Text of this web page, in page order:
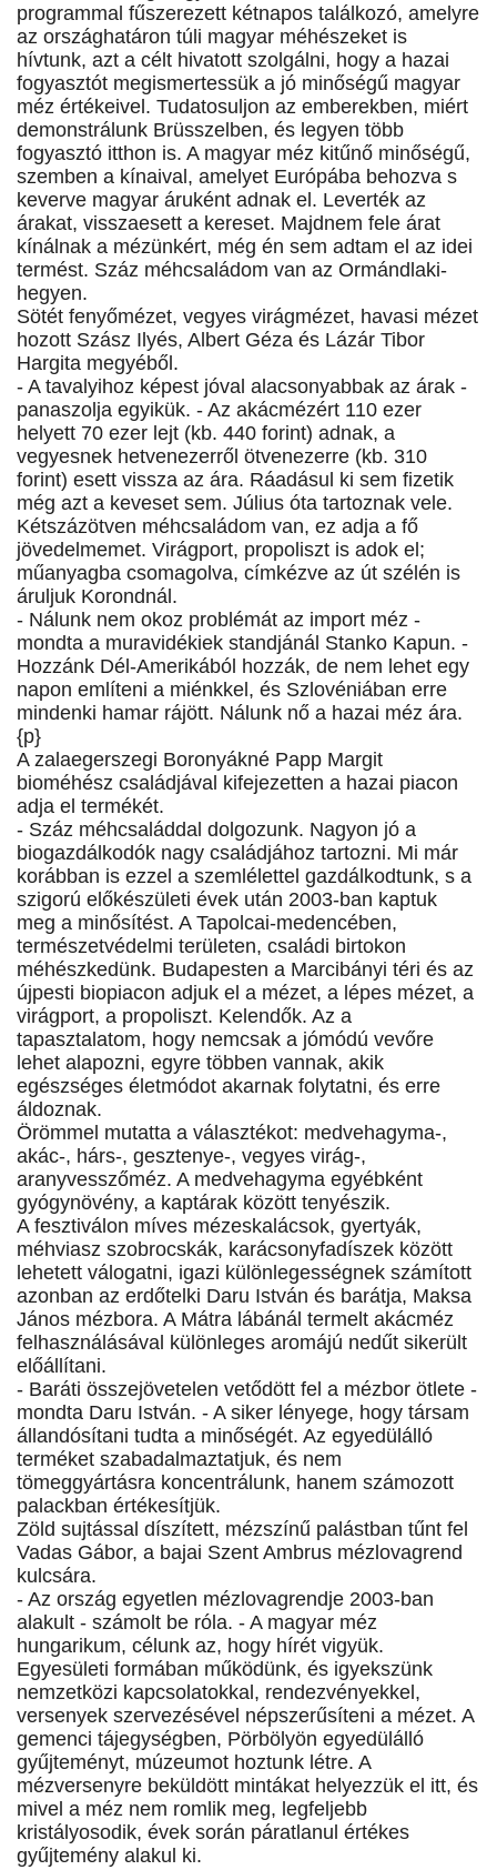
programmal fűszerezett kétnapos találkozó, amelyre
az országhatáron túli magyar méhészeket is
hívtunk, azt a célt hivatott szolgálni, hogy a hazai
fogyasztót megismertessük a jó minőségű magyar
méz értékeivel. Tudatosuljon az emberekben, miért
demonstrálunk Brüsszelben, és legyen több
fogyasztó itthon is. A magyar méz kitűnő minőségű,
szemben a kínaival, amelyet Európába behozva s
keverve magyar áruként adnak el. Leverték az
árakat, visszaesett a kereset. Majdnem fele árat
kínálnak a mézünkért, még én sem adtam el az idei
termést. Száz méhcsaládom van az Ormándlaki-
hegyen.
Sötét fenyőmézet, vegyes virágmézet, havasi mézet
hozott Szász Ilyés, Albert Géza és Lázár Tibor
Hargita megyéből.
- A tavalyihoz képest jóval alacsonyabbak az árak -
panaszolja egyikük. - Az akácmézért 110 ezer
helyett 70 ezer lejt (kb. 440 forint) adnak, a
vegyesnek hetvenezerről ötvenezerre (kb. 310
forint) esett vissza az ára. Ráadásul ki sem fizetik
még azt a keveset sem. Július óta tartoznak vele.
Kétszázötven méhcsaládom van, ez adja a fő
jövedelmemet. Virágport, propoliszt is adok el;
műanyagba csomagolva, címkézve az út szélén is
áruljuk Korondnál.
- Nálunk nem okoz problémát az import méz -
mondta a muravidékiek standjánál Stanko Kapun. -
Hozzánk Dél-Amerikából hozzák, de nem lehet egy
napon említeni a miénkkel, és Szlovéniában erre
mindenki hamar rájött. Nálunk nő a hazai méz ára.
{p}
A zalaegerszegi Boronyákné Papp Margit
bioméhész családjával kifejezetten a hazai piacon
adja el termékét.
- Száz méhcsaláddal dolgozunk. Nagyon jó a
biogazdálkodók nagy családjához tartozni. Mi már
korábban is ezzel a szemlélettel gazdálkodtunk, s a
szigorú előkészületi évek után 2003-ban kaptuk
meg a minősítést. A Tapolcai-medencében,
természetvédelmi területen, családi birtokon
méhészkedünk. Budapesten a Marcibányi téri és az
újpesti biopiacon adjuk el a mézet, a lépes mézet, a
virágport, a propoliszt. Kelendők. Az a
tapasztalatom, hogy nemcsak a jómódú vevőre
lehet alapozni, egyre többen vannak, akik
egészséges életmódot akarnak folytatni, és erre
áldoznak.
Örömmel mutatta a választékot: medvehagyma-,
akác-, hárs-, gesztenye-, vegyes virág-,
aranyvesszőméz. A medvehagyma egyébként
gyógynövény, a kaptárak között tenyészik.
A fesztiválon míves mézeskalácsok, gyertyák,
méhviasz szobrocskák, karácsonyfadíszek között
lehetett válogatni, igazi különlegességnek számított
azonban az erdőtelki Daru István és barátja, Maksa
János mézbora. A Mátra lábánál termelt akácméz
felhasználásával különleges aromájú nedűt sikerült
előállítani.
- Baráti összejövetelen vetődött fel a mézbor ötlete -
mondta Daru István. - A siker lényege, hogy társam
állandósítani tudta a minőségét. Az egyedülálló
terméket szabadalmaztatjuk, és nem
tömeggyártásra koncentrálunk, hanem számozott
palackban értékesítjük.
Zöld sujtással díszített, mézszínű palástban tűnt fel
Vadas Gábor, a bajai Szent Ambrus mézlovagrend
kulcsára.
- Az ország egyetlen mézlovagrendje 2003-ban
alakult - számolt be róla. - A magyar méz
hungarikum, célunk az, hogy hírét vigyük.
Egyesületi formában működünk, és igyekszünk
nemzetközi kapcsolatokkal, rendezvényekkel,
versenyek szervezésével népszerűsíteni a mézet. A
gemenci tájegységben, Pörbölyön egyedülálló
gyűjteményt, múzeumot hoztunk létre. A
mézversenyre beküldött mintákat helyezzük el itt, és
mivel a méz nem romlik meg, legfeljebb
kristályosodik, évek során páratlanul értékes
gyűjtemény alakul ki.